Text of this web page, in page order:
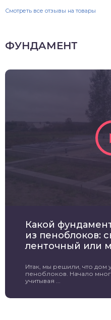
Смотреть все отзывы на товары
ФУНДАМЕНТ
Какой
из пеноблоков:
ленточный или
Итак, мы решили, что дом
пеноблоков. Начало
учитывая ...